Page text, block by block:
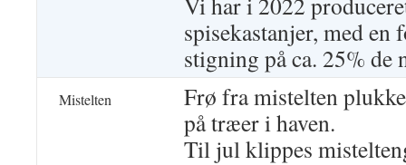
spisekastanjer, med en
stigning på ca. 25% de
Mistelten
Frø fra mistelten
på træer i haven.
Til jul klippes